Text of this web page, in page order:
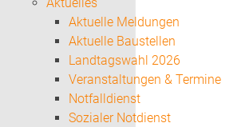
Aktuelle Meldungen
Aktuelle Baustellen
Landtagswahl 2026
Veranstaltungen & Termine
Notfalldienst
Sozialer Notdienst